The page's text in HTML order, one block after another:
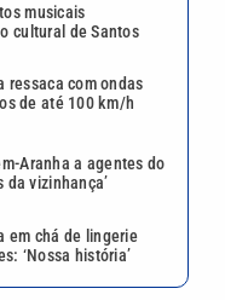
musicais
cultural de Santos
ressaca com ondas
de até 100 km/h
Aranha a agentes do
da vizinhança’
em chá de lingerie
‘Nossa história’